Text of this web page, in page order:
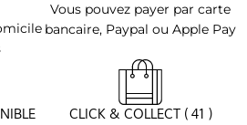
Vous pouvez payer par carte
bancaire, Paypal ou Apple Pay
CLICK & COLLECT ( 41 )